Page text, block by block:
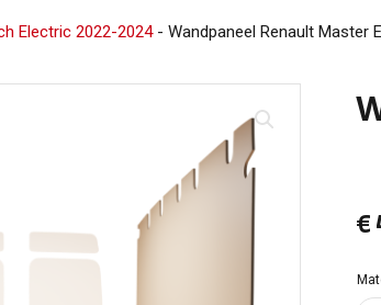
Electric 2022-2024- Wandpaneel Renault Master
€
€